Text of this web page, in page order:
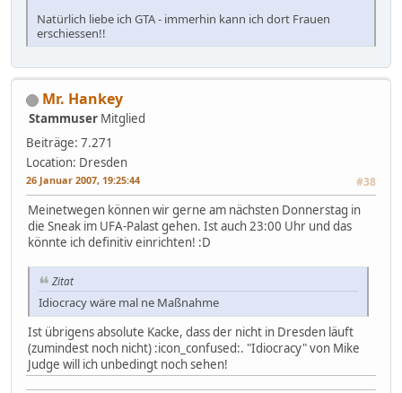
Natürlich liebe ich GTA - immerhin kann ich dort Frauen
erschiessen!!
Mr. Hankey
Stammuser Mitglied
Beiträge: 7.271
Location: Dresden
26 Januar 2007, 19:25:44 #38
Meinetwegen können wir gerne am nächsten Donnerstag in
die Sneak im UFA-Palast gehen. Ist auch 23:00 Uhr und das
könnte ich definitiv einrichten! :D
Zitat
Idiocracy wäre mal ne Maßnahme
Ist übrigens absolute Kacke, dass der nicht in Dresden läuft
(zumindest noch nicht) :icon_confused:. "Idiocracy" von Mike
Judge will ich unbedingt noch sehen!